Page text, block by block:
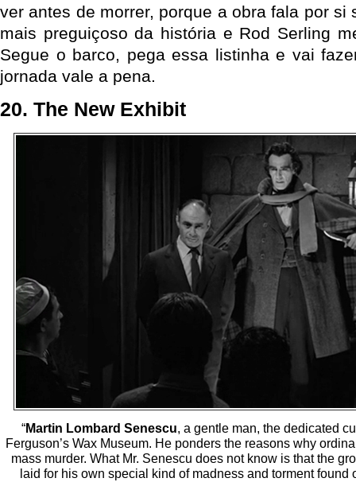
ver antes de morrer, porque a obra fala por si
mais preguiçoso da história e Rod Serling
Segue o barco, pega essa listinha e vai
jornada vale a pena.
20. The New Exhibit
“Martin Lombard Senescu, a gentle man, the dedicated
Ferguson’s Wax Museum. He ponders the reasons why
mass murder. What Mr. Senescu does not know is that the
laid for his own special kind of madness and torment found